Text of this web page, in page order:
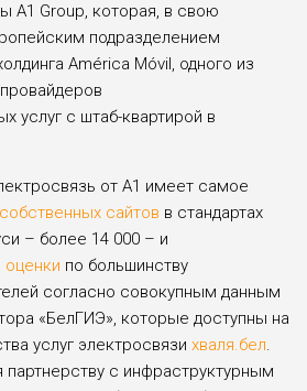
A1 Group, которая, в свою
подразделением
América Móvil, одного из
услуг с штаб-квартирой в
от А1 имеет самое
собственных сайтов в стандартах
– более 14 000 – и
по большинству
согласно совокупным данным
«БелГИЭ», которые доступны на
услуг электросвязи хваля.бел.
партнерству с инфраструктурным